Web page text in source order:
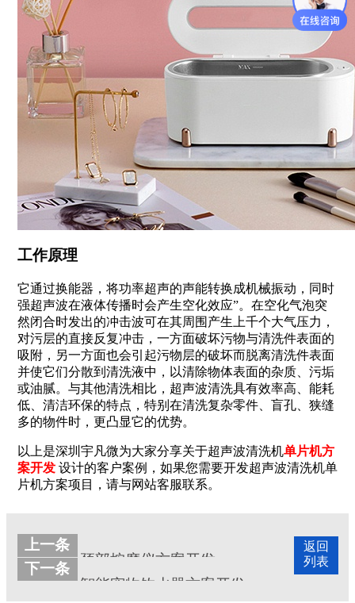
工作原理
它通过换能器，将功率超声的声能转换成机械振动，同时
强超声波在液体传播时会产生空化效应”。在空化气泡突
然闭合时发出的冲击波可在其周围产生上千个大气压力，
对污层的直接反复冲击，一方面破坏污物与清洗件表面的
吸附，另一方面也会引起污物层的破坏而脱离清洗件表面
并使它们分散到清洗液中，以清除物体表面的杂质、污垢
或油腻。与其他清洗相比，超声波清洗具有效率高、能耗
低、清洁环保的特点，特别在清洗复杂零件、盲孔、狭缝
多的物件时，更凸显它的优势。
以上是深圳宇凡微为大家分享关于超声波清洗机单片机方
案开发 设计的客户案例，如果您需要开发超声波清洗机单
片机方案项目，请与网站客服联系。
返回
列表
上一条
颈部按摩仪方案开发
下一条
智能宠物饮水器方案开发